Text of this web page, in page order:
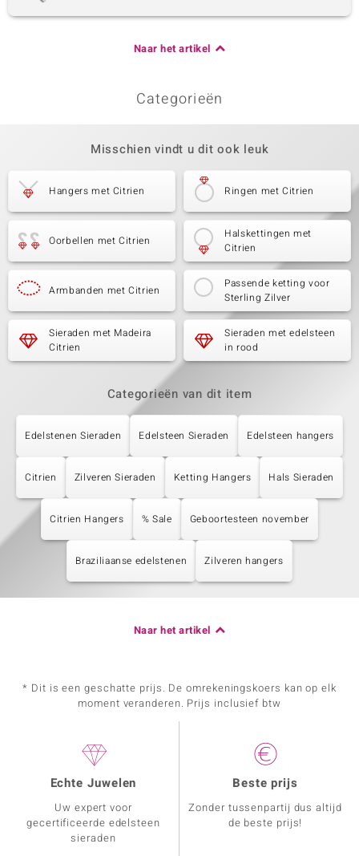
Naar het artikel
Categorieën
Misschien vindt u dit ook leuk
Hangers met Citrien Ringen met Citrien
Oorbellen met Citrien
Halskettingen met
Citrien
Armbanden met Citrien
Passende ketting voor
Sterling Zilver
Sieraden met Madeira
Citrien
Sieraden met edelsteen
in rood
Categorieën van dit item
Edelstenen Sieraden Edelsteen Sieraden Edelsteen hangers
Citrien Zilveren Sieraden Ketting Hangers Hals Sieraden
Citrien Hangers % Sale Geboortesteen november
Braziliaanse edelstenen Zilveren hangers
Naar het artikel
* Dit is een geschatte prijs. De omrekeningskoers kan op elk
moment veranderen. Prijs inclusief btw
Echte Juwelen
Uw expert voor
gecertificeerde edelsteen
sieraden
Beste prijs
Zonder tussenpartij dus altijd
de beste prijs!